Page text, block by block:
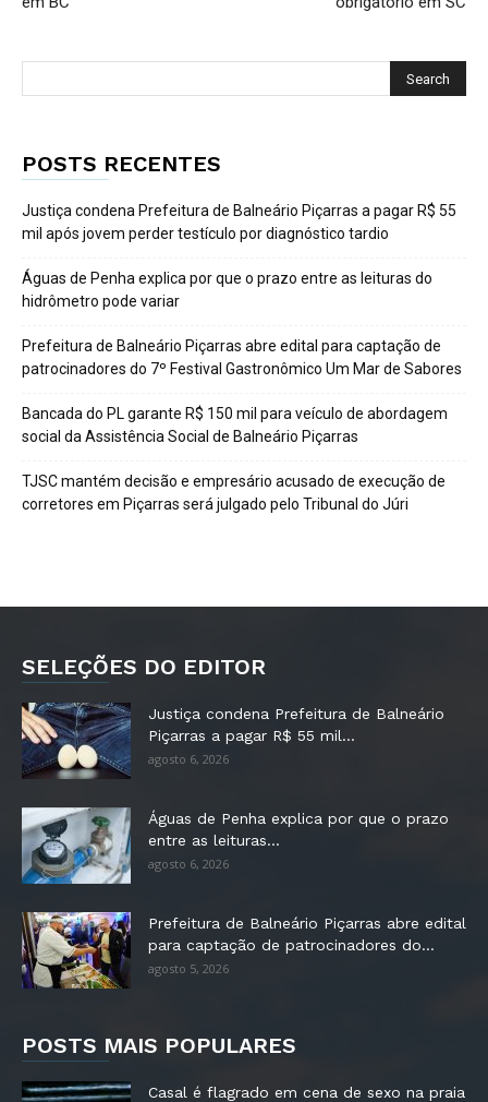
POSTS RECENTES
Justiça condena Prefeitura de Balneário Piçarras a pagar R$ 55
mil após jovem perder testículo por diagnóstico tardio
Águas de Penha explica por que o prazo entre as leituras do
hidrômetro pode variar
Prefeitura de Balneário Piçarras abre edital para captação de
patrocinadores do 7º Festival Gastronômico Um Mar de Sabores
Bancada do PL garante R$ 150 mil para veículo de abordagem
social da Assistência Social de Balneário Piçarras
TJSC mantém decisão e empresário acusado de execução de
corretores em Piçarras será julgado pelo Tribunal do Júri
SELEÇÕES DO EDITOR
Justiça condena Prefeitura de Balneário
Piçarras a pagar R$ 55 mil...
agosto 6, 2026
Águas de Penha explica por que o prazo
entre as leituras...
agosto 6, 2026
Prefeitura de Balneário Piçarras abre edital
para captação de patrocinadores do...
agosto 5, 2026
POSTS MAIS POPULARES
Casal é flagrado em cena de sexo na praia